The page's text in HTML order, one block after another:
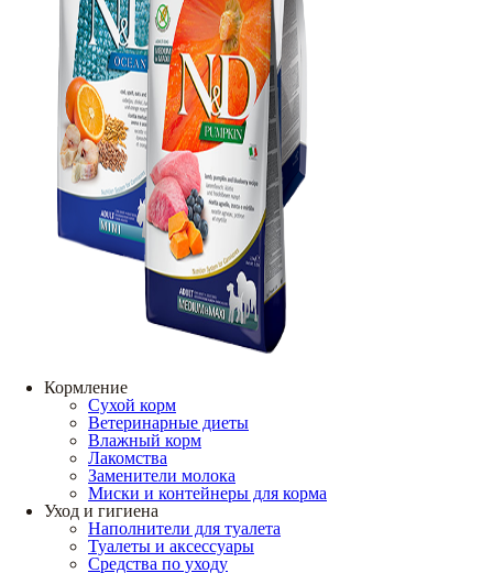
Кормление
Сухой корм
Ветеринарные диеты
Влажный корм
Лакомства
Заменители молока
Миски и контейнеры для корма
Уход и гигиена
Наполнители для туалета
Туалеты и аксессуары
Средства по уходу